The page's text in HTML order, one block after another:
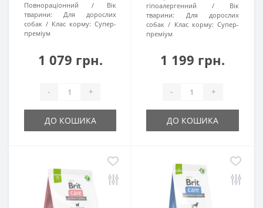
Повнораціонний
Вік
тварини:
Для дорослих
собак
Клас корму: Супер-
преміум
1 079 грн.
- +
ДО КОШИКА
гіпоалергенний
Вік
тварини:
Для дорослих
собак
Клас корму: Супер-
преміум
1 199 грн.
- +
ДО КОШИКА